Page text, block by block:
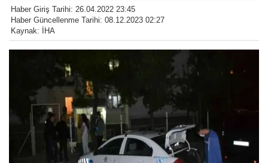
Haber Giriş Tarihi: 26.04.2022 23:45
Haber Güncellenme Tarihi: 08.12.2023 02:27
Kaynak: İHA